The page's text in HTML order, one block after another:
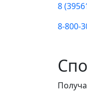
8
8-800-